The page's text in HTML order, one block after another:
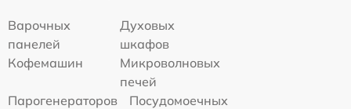
Варочных
панелей
Духовых
шкафов
Кофемашин
Микроволновых
печей
Парогенераторов
Посудомоечных